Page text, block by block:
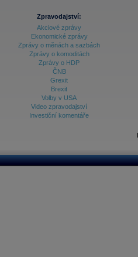
Zpravodajství:
Akciové zprávy
Ekonomické zprávy
Zprávy o měnách a sazbách
Zprávy o komoditách
Zprávy o HDP
ČNB
Grexit
Brexit
Volby v USA
Video zpravodajství
Investiční komentáře